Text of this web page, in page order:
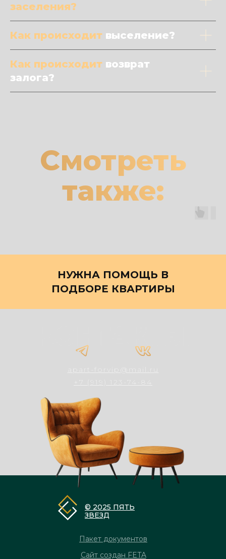
заселения?
Как происходит выселение?
Как происходит возврат
залога?
Смотреть
также:
НУЖНА ПОМОЩЬ В
ПОДБОРЕ КВАРТИРЫ
Сайт создан FETA
© 2025 ПЯТЬ
ЗВЕЗД
Пакет документов